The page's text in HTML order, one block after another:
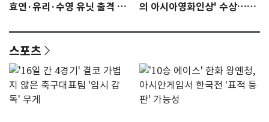
효연·유리·수영 유닛 출격 [N
의 아시아영화인상' 수상…15
스포츠